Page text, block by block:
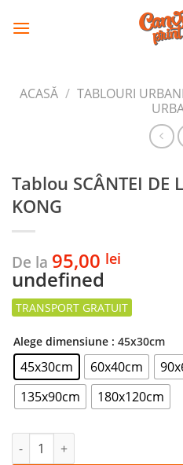
PRINT
ACASĂ / TABLOURI
Tablou SCÂNTEI DE
KONG
De la 95,00 lei
undefined
Alege dimensiune : 45x30cm
45x30cm 60x40cm
135x90cm
180x120cm
Cantitate Tablou SCÂNTEI